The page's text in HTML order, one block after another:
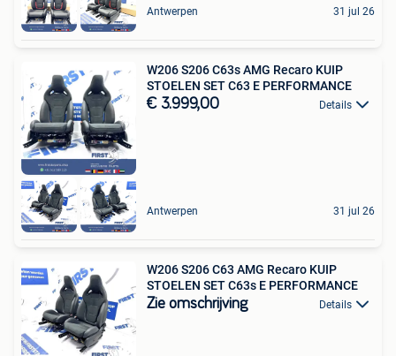
Antwerpen 31 jul 26
W206 S206 C63s AMG Recaro KUIP
STOELEN SET C63 E PERFORMANCE
€ 3.999,00 Details
Antwerpen 31 jul 26
W206 S206 C63 AMG Recaro KUIP
STOELEN SET C63s E PERFORMANCE
Zie omschrijving Details